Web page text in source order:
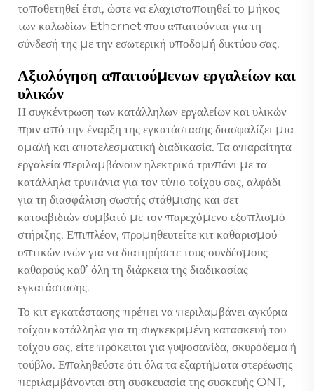
τοποθετηθεί έτσι, ώστε να ελαχιστοποιηθεί το μήκος
των καλωδίων Ethernet που απαιτούνται για τη
σύνδεσή της με την εσωτερική υποδομή δικτύου σας.
Αξιολόγηση απαιτούμενων εργαλείων και
υλικών
Η συγκέντρωση των κατάλληλων εργαλείων και υλικών
πριν από την έναρξη της εγκατάστασης διασφαλίζει μια
ομαλή και αποτελεσματική διαδικασία. Τα απαραίτητα
εργαλεία περιλαμβάνουν ηλεκτρικό τρυπάνι με τα
κατάλληλα τρυπάνια για τον τύπο τοίχου σας, αλφάδι
για τη διασφάλιση σωστής στάθμισης και σετ
κατσαβιδιών συμβατό με τον παρεχόμενο εξοπλισμό
στήριξης. Επιπλέον, προμηθευτείτε κιτ καθαρισμού
οπτικών ινών για να διατηρήσετε τους συνδέσμους
καθαρούς καθ’ όλη τη διάρκεια της διαδικασίας
εγκατάστασης.
Το κιτ εγκατάστασης πρέπει να περιλαμβάνει αγκύρια
τοίχου κατάλληλα για τη συγκεκριμένη κατασκευή του
τοίχου σας, είτε πρόκειται για γυψοσανίδα, σκυρόδεμα ή
τούβλο. Επαληθεύστε ότι όλα τα εξαρτήματα στερέωσης
περιλαμβάνονται στη συσκευασία της συσκευής ONT,